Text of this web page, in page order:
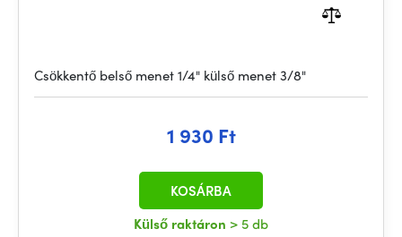
Csökkentő belső menet 1/4" külső menet 3/8"
1 930 Ft
Külső raktáron > 5 db
KOSÁRBA